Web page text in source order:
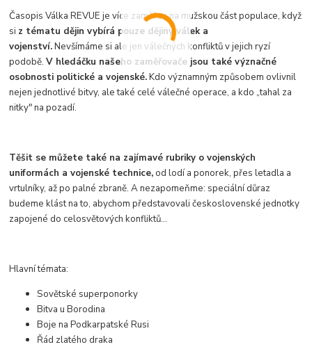
Časopis Válka REVUE je více zaměřen na mužskou část populace, když
si z tématu dějin vybírá pouze dějiny válek a
vojenství.Nevšímáme si ale jen válečných konfliktů v jejich ryzí
podobě.V hledáčku našeho zaměřovače jsou také význačné
osobnosti politické a vojenské.Kdo významným způsobem ovlivnil
nejen jednotlivé bitvy, ale také celé válečné operace, a kdo „tahal za
nitky" na pozadí.
Těšit se můžete také na zajímavé rubriky o vojenských
uniformách a vojenské technice,od lodí a ponorek, přes letadla a
vrtulníky, až po palné zbraně. A nezapomeňme: speciální důraz
budeme klást na to, abychom představovali československé jednotky
zapojené do celosvětových konfliktů...
Hlavní témata:
Sovětské superponorky
Bitva u Borodina
Boje na Podkarpatské Rusi
Řád zlatého draka